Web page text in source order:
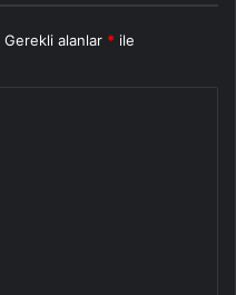
Gerekli alanlar * ile